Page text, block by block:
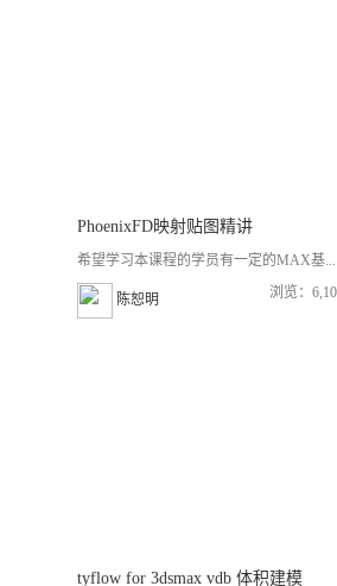
PhoenixFD映射贴图精讲
希望学习本课程的学员有一定的MAX基...
陈恕明 浏览：
tyflow for 3dsmax vdb 体积建模